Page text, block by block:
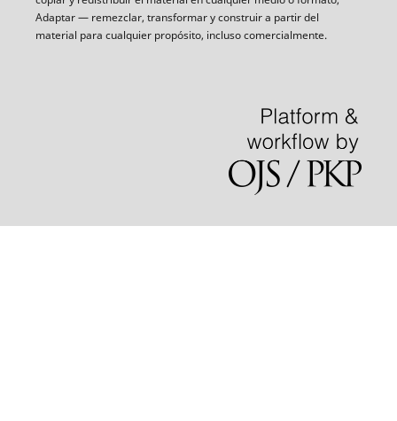
Adaptar — remezclar, transformar y construir a partir del
material para cualquier propósito, incluso comercialmente.